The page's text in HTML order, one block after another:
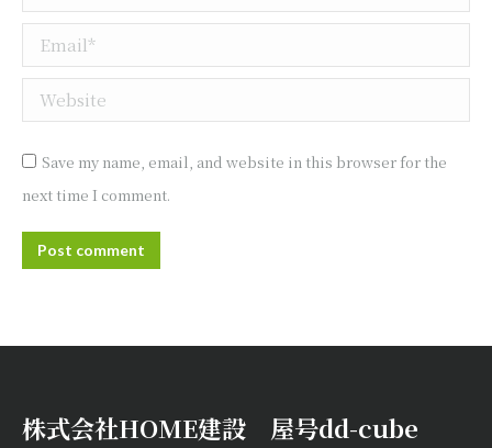
Email *
Website
Save my name, email, and website in this browser for the
next time I comment.
Post comment
株式会社HOME建設 屋号dd-cube